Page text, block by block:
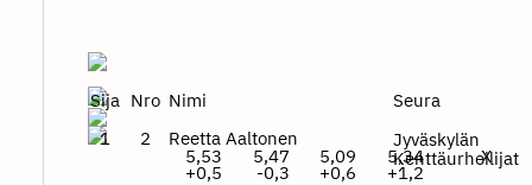
Sija Nro Nimi
Seura
1
2 Reetta Aaltonen
Jyväskylän
Kenttäurheilijat
5,53
+0,5
5,47
-0,3
5,09
+0,6
5,34
+1,2
X